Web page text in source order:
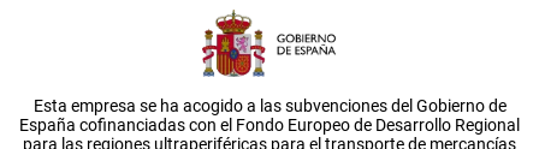
Esta empresa se ha acogido a las subvenciones del Gobierno de
España cofinanciadas con el Fondo Europeo de Desarrollo Regional
para las regiones ultraperiféricas para el transporte de mercancías